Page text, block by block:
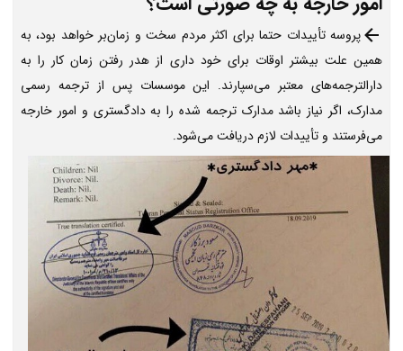
پروسه تأییدات حتما برای اکثر مردم سخت و زمان‌بر خواهد بود، به
همین علت بیشتر اوقات برای خود داری از هدر رفتن زمان کار را به
دارالترجمه‌های معتبر می‌سپارند. این موسسات پس از ترجمه رسمی
مدارک، اگر نیاز باشد مدارک ترجمه شده را به دادگستری و امور خارجه
می‌فرستند و تأییدات لازم دریافت می‌شود.